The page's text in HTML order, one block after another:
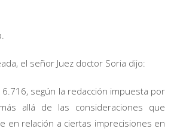
el señor Juez doctor Soria dijo:
6.716, según la redacción impuesta por
allá de las consideraciones que
en relación a ciertas imprecisiones en